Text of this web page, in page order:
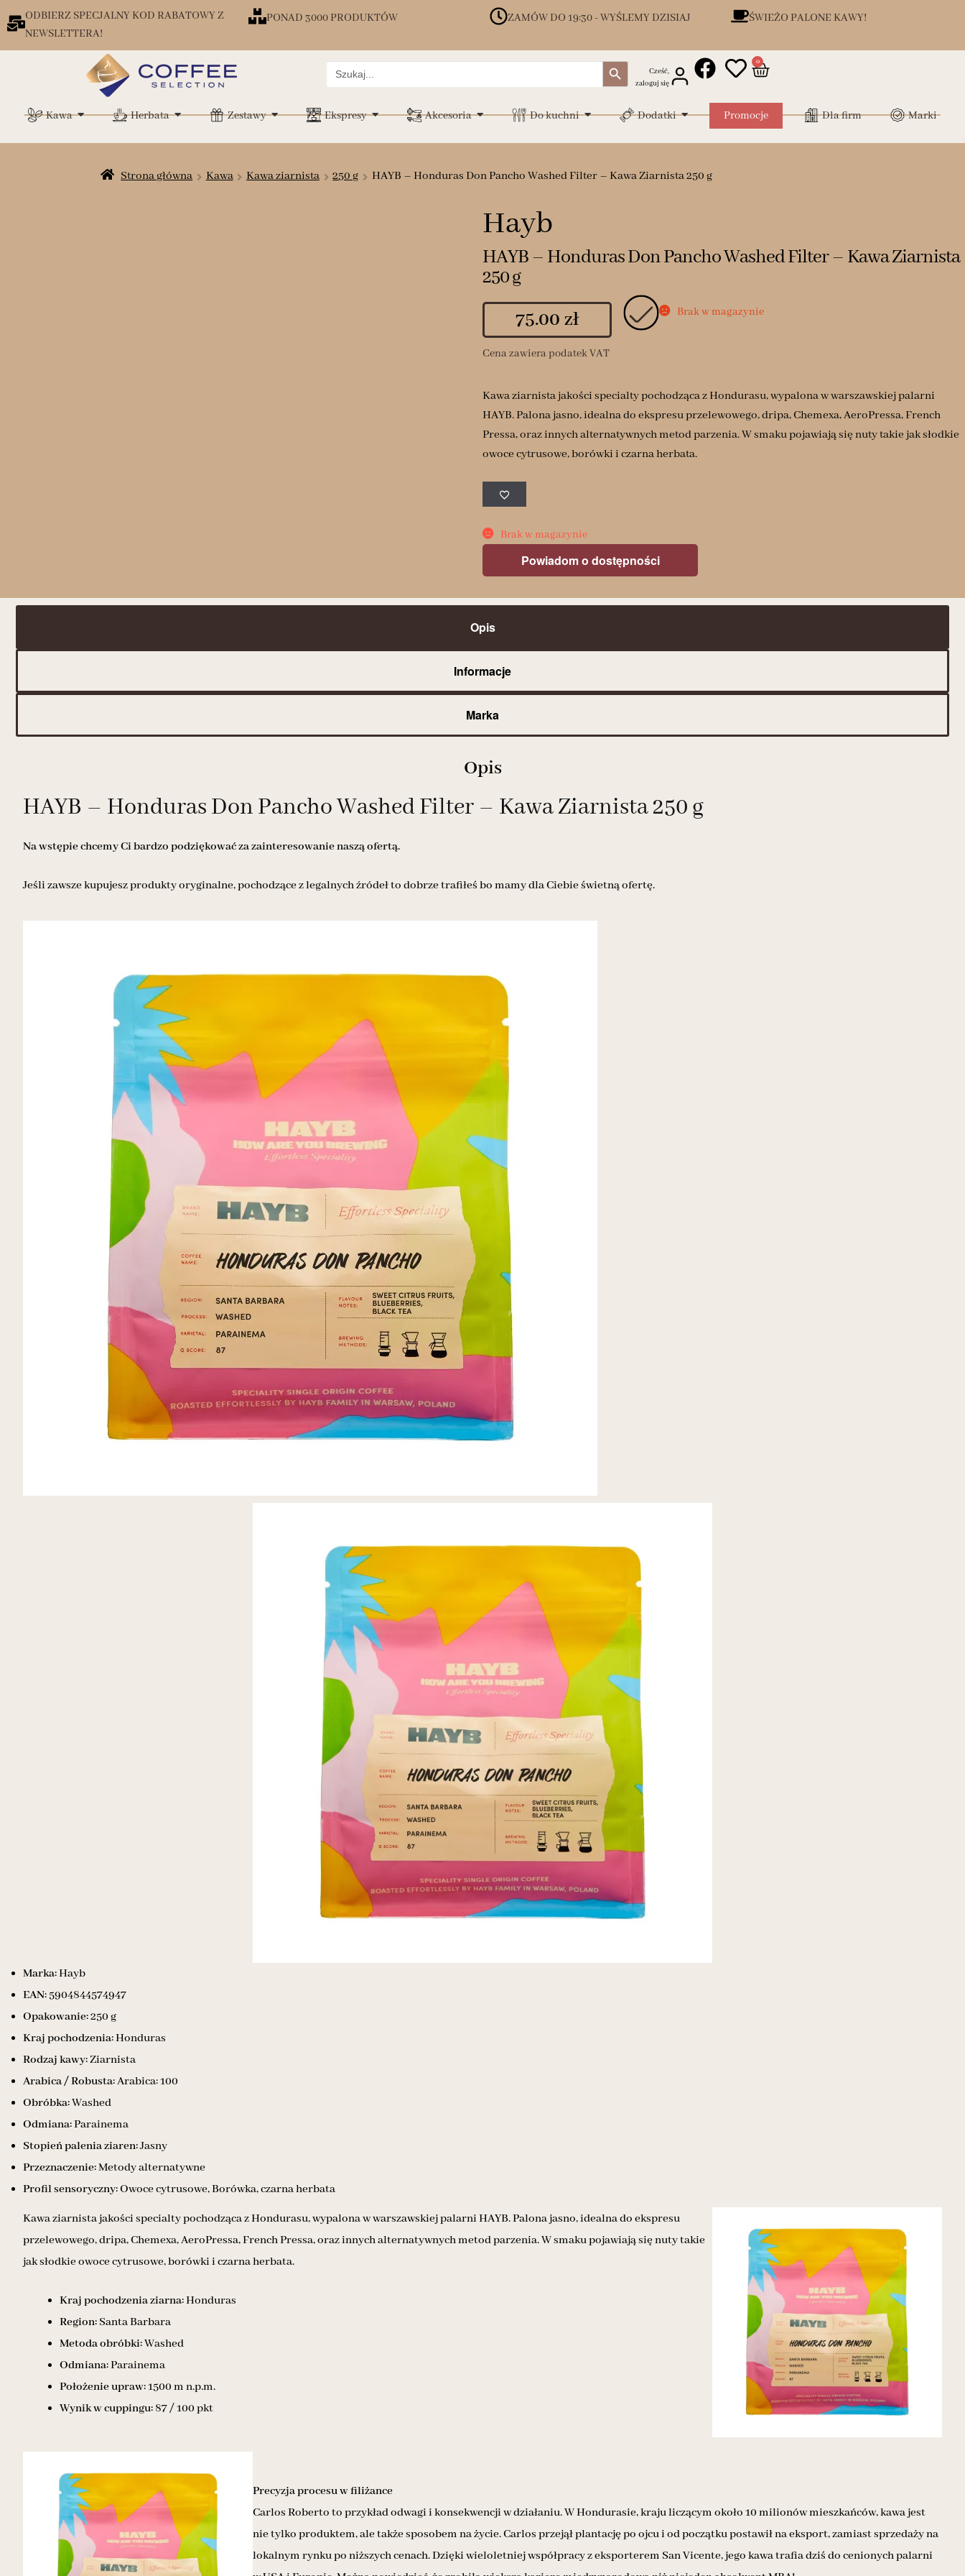
ODBIERZ SPECJALNY KOD RABATOWY Z
NEWSLETTERA!
PONAD 3000 PRODUKTÓW ZAMÓW DO 19:30 - WYŚLEMY DZISIAJ ŚWIEŻO PALONE KAWY!
Search
for:
Search Button
Cześć,
zaloguj się
0
Kawa Herbata Zestawy Ekspresy Akcesoria Do kuchni Dodatki Promocje Dla firm Marki
Strona główna Kawa Kawa ziarnista 250 g HAYB – Honduras Don Pancho Washed Filter – Kawa Ziarnista 250 g
Hayb
HAYB – Honduras Don Pancho Washed Filter – Kawa Ziarnista
250 g
75.00 zł Brak w magazynie
Cena zawiera podatek VAT
Kawa ziarnista jakości specialty pochodząca z Hondurasu, wypalona w warszawskiej palarni
HAYB. Palona jasno, idealna do ekspresu przelewowego, dripa, Chemexa, AeroPressa, French
Pressa, oraz innych alternatywnych metod parzenia. W smaku pojawiają się nuty takie jak słodkie
owoce cytrusowe, borówki i czarna herbata.
Brak w magazynie
Powiadom o dostępności
Opis
Informacje
Marka
Opis
HAYB – Honduras Don Pancho Washed Filter – Kawa Ziarnista 250 g
Na wstępie chcemy Ci bardzo podziękować za zainteresowanie naszą ofertą.
Jeśli zawsze kupujesz produkty oryginalne, pochodzące z legalnych źródeł to dobrze trafiłeś bo mamy dla Ciebie świetną ofertę.
Marka:Hayb
EAN:5904844574947
Opakowanie:250 g
Kraj pochodzenia:Honduras
Rodzaj kawy:Ziarnista
Arabica / Robusta:Arabica: 100
Obróbka:Washed
Odmiana:Parainema
Stopień palenia ziaren:Jasny
Przeznaczenie:Metody alternatywne
Profil sensoryczny:Owoce cytrusowe, Borówka, czarna herbata
Kawa ziarnista jakości specialty pochodząca z Hondurasu, wypalona w warszawskiej palarni HAYB. Palona jasno, idealna do ekspresu
przelewowego, dripa, Chemexa, AeroPressa, French Pressa, oraz innych alternatywnych metod parzenia. W smaku pojawiają się nuty takie
jak słodkie owoce cytrusowe, borówki i czarna herbata.
Kraj pochodzenia ziarna:Honduras
Region: Santa Barbara
Metoda obróbki:Washed
Odmiana:Parainema
Położenie upraw:1500 m n.p.m.
Wynik w cuppingu: 87 / 100 pkt
Precyzja procesu w filiżance
Carlos Roberto to przykład odwagi i konsekwencji w działaniu. W Hondurasie, kraju liczącym około 10 milionów mieszkańców, kawa jest
nie tylko produktem, ale także sposobem na życie. Carlos przejął plantację po ojcu i od początku postawił na eksport, zamiast sprzedaży na
lokalnym rynku po niższych cenach. Dzięki wieloletniej współpracy z eksporterem San Vicente, jego kawa trafia dziś do cenionych palarni